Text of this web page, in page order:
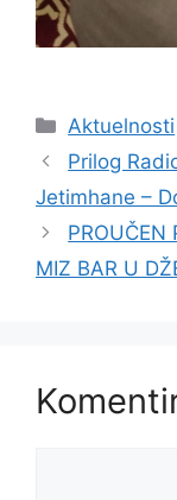
Kategorije
Aktuelnosti
Prilog
Jetimhane –
PROUČEN
MIZ BAR U